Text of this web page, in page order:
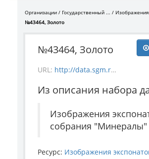
Организации Государственный ...
№43464, Золото
№43464, Золото
URL: http://data.sgm.ru/dataset/17744eed-27fa-4a9a-bc72-4e657fa570af/resource/afe84a54-5b6a-4711-b77b-de8ee0a18482/download/mineral_43464.jpg
Из описания набора
Изображения
собрания "Минералы"
Ресурс: Изображения